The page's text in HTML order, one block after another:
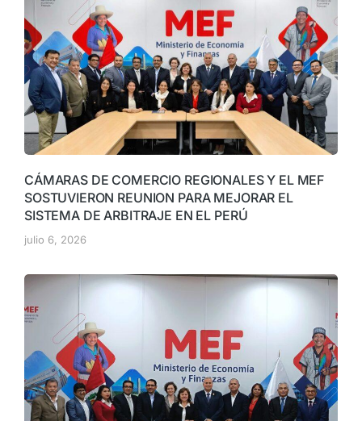
CÁMARAS DE COMERCIO REGIONALES Y EL MEF
SOSTUVIERON REUNION PARA MEJORAR EL
SISTEMA DE ARBITRAJE EN EL PERÚ
julio 6, 2026